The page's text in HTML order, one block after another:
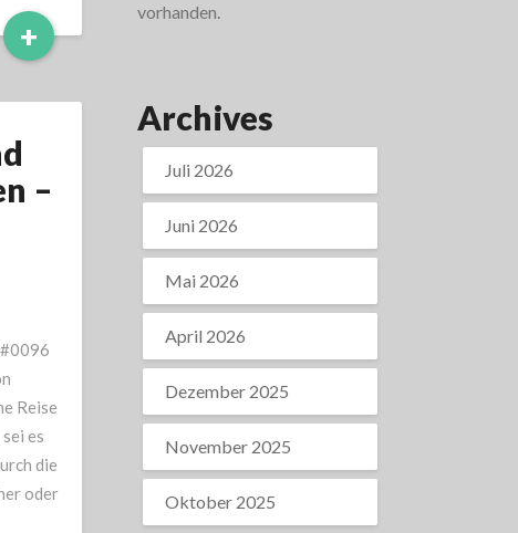
+Read
More
–
Reise
es
die
oder
vorhanden.
Archives
Juli 2026
Juni 2026
Mai 2026
April 2026
Dezember 2025
November 2025
Oktober 2025